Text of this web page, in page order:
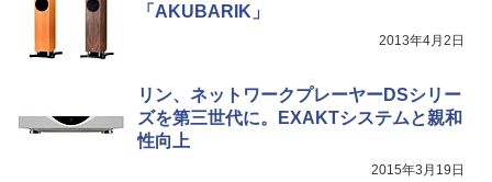
「AKUBARIK」
2013年4月2日
リン、ネットワークプレーヤーDSシリー
ズを第三世代に。EXAKTシステムと親和
性向上
2015年3月19日